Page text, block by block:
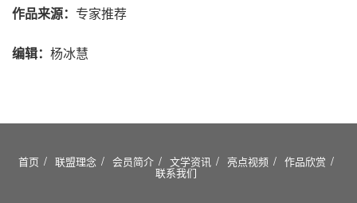
作品来源： 专家推荐
编辑： 杨冰慧
首页 联盟理念 会员简介 文学资讯 亮点视频 作品欣赏
联系我们